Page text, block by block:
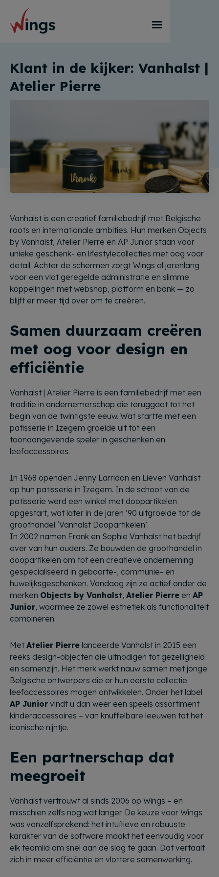
Klant in de kijker: Vanhalst |
Atelier Pierre
Vanhalst is een creatief familiebedrijf met Belgische
roots en internationale ambities. Hun merken Objects
by Vanhalst, Atelier Pierre en AP Junior staan voor
unieke geschenk- en lifestylecollecties met oog voor
detail. Achter de schermen zorgt Wings al jarenlang
voor een vlot geregelde administratie en slimme
koppelingen met webshop, platform en bank — zo
blijft er meer tijd over om te creëren.
Samen duurzaam creëren
met oog voor design en
efficiëntie
Vanhalst | Atelier Pierre is een familiebedrijf met een
traditie in ondernemerschap die teruggaat tot het
begin van de twintigste eeuw. Wat startte met een
patisserie in Izegem groeide uit tot een
toonaangevende speler in geschenken en
leefaccessoires.
In 1968 openden Jenny Larridon en Lieven Vanhalst
op hun patisserie in Izegem. In de schoot van de
patisserie werd een winkel met doopartikelen
opgestart, wat later in de jaren ’90 uitgroeide tot de
groothandel ‘Vanhalst Doopartikelen’.
In 2002 namen Frank en Sophie Vanhalst het bedrijf
over van hun ouders. Ze bouwden de groothandel in
doopartikelen om tot een creatieve onderneming
gespecialiseerd in geboorte-, communie- en
huwelijksgeschenken. Vandaag zijn ze actief onder de
merken Objects by Vanhalst, Atelier Pierre en AP
Junior, waarmee ze zowel esthetiek als functionaliteit
combineren.
Met Atelier Pierre lanceerde Vanhalst in 2015 een
reeks design-objecten die uitnodigen tot gezelligheid
en samenzijn. Het merk werkt nauw samen met jonge
Belgische ontwerpers die er hun eerste collectie
leefaccessoires mogen ontwikkelen. Onder het label
AP Junior vindt u dan weer een speels assortiment
kinderaccessoires – van knuffelbare leeuwen tot het
iconische nijntje.
Een partnerschap dat
meegroeit
Vanhalst vertrouwt al sinds 2006 op Wings – en
misschien zelfs nog wat langer. De keuze voor Wings
was vanzelfsprekend: het intuïtieve en robuuste
karakter van de software maakt het eenvoudig voor
elk teamlid om snel aan de slag te gaan. Dat vertaalt
zich in meer efficiëntie en vlottere samenwerking.